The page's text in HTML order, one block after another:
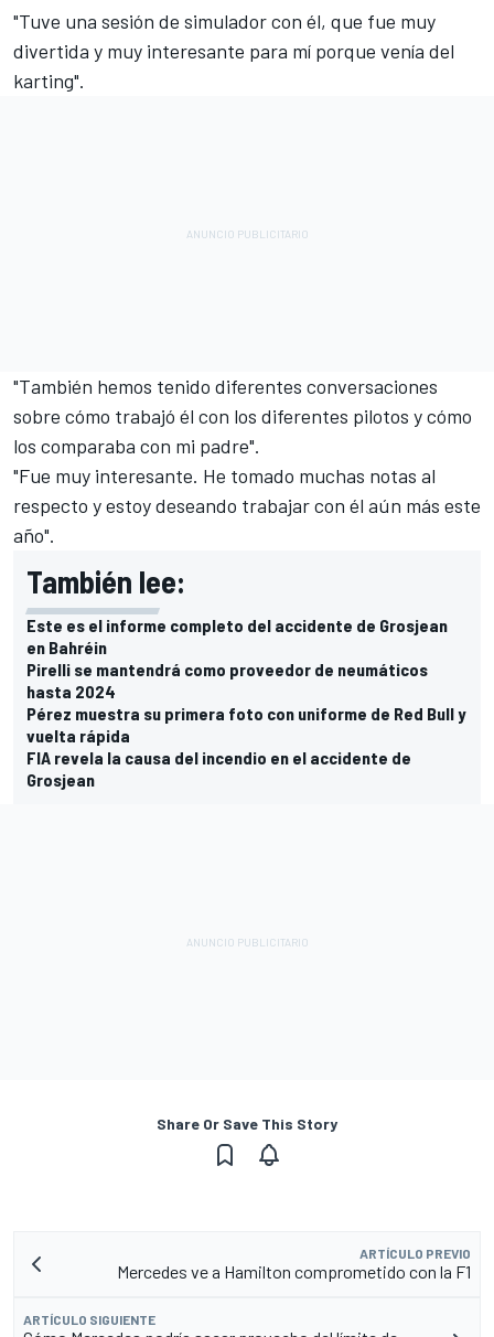
"Tuve una sesión de simulador con él, que fue muy
divertida y muy interesante para mí porque venía del
karting".
"También hemos tenido diferentes conversaciones
sobre cómo trabajó él con los diferentes pilotos y cómo
los comparaba con mi padre".
"Fue muy interesante. He tomado muchas notas al
respecto y estoy deseando trabajar con él aún más este
año".
También lee:
Este es el informe completo del accidente de Grosjean
en Bahréin
Pirelli se mantendrá como proveedor de neumáticos
hasta 2024
Pérez muestra su primera foto con uniforme de Red Bull y
vuelta rápida
FIA revela la causa del incendio en el accidente de
Grosjean
Share Or Save This Story
ARTÍCULO PREVIO
Mercedes ve a Hamilton comprometido con la F1
ARTÍCULO SIGUIENTE